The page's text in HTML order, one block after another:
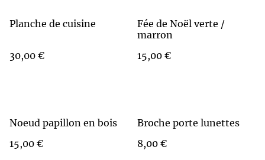
Planche de cuisine
30,00 €
Fée de Noël verte /
marron
15,00 €
Noeud papillon en bois
15,00 €
Broche porte lunettes
8,00 €